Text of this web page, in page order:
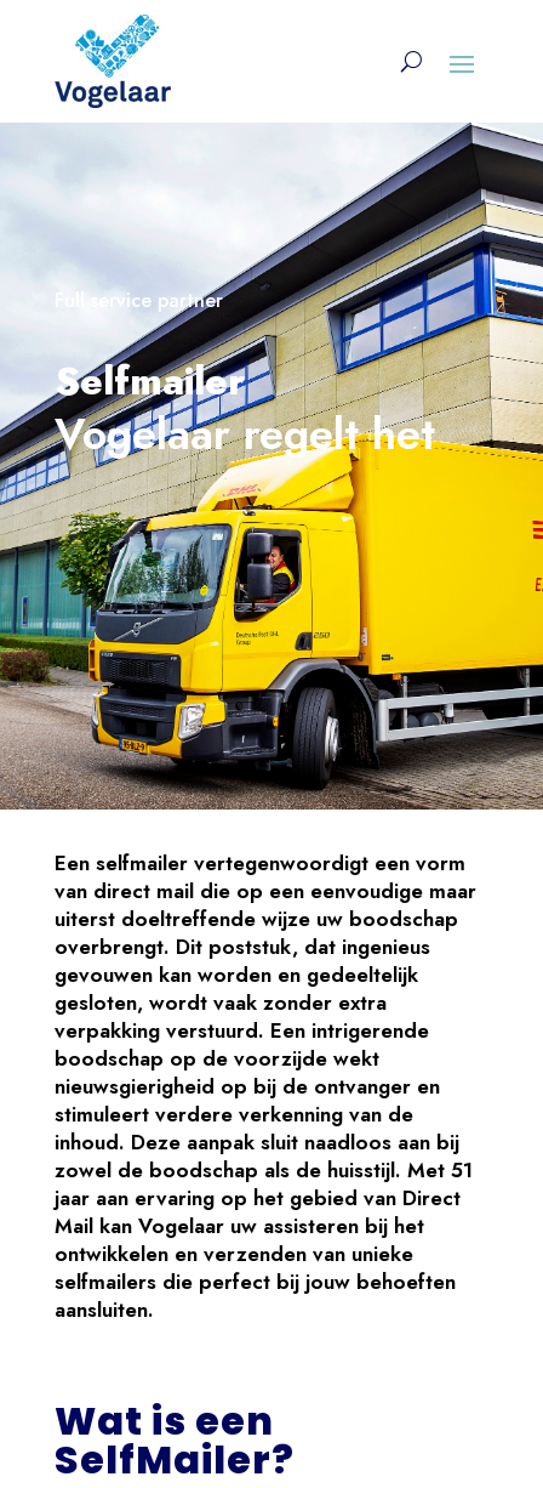
Full service partner
Selfmailer
Vogelaar regelt het
Een selfmailer vertegenwoordigt een vorm
van direct mail die op een eenvoudige maar
uiterst doeltreffende wijze uw boodschap
overbrengt. Dit poststuk, dat ingenieus
gevouwen kan worden en gedeeltelijk
gesloten, wordt vaak zonder extra
verpakking verstuurd. Een intrigerende
boodschap op de voorzijde wekt
nieuwsgierigheid op bij de ontvanger en
stimuleert verdere verkenning van de
inhoud. Deze aanpak sluit naadloos aan bij
zowel de boodschap als de huisstijl. Met 51
jaar aan ervaring op het gebied van Direct
Mail kan Vogelaar uw assisteren bij het
ontwikkelen en verzenden van unieke
selfmailers die perfect bij jouw behoeften
aansluiten.
Wat is een
SelfMailer?